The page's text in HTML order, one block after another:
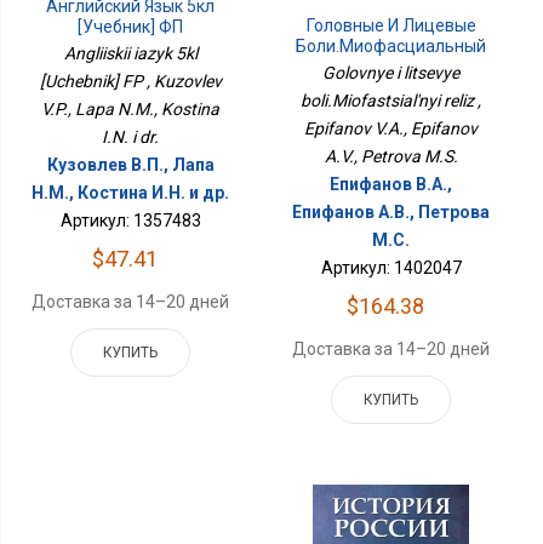
Английский Язык 5кл
[Учебник] ФП
Angliiskii iazyk 5kl
[Uchebnik] FP , Kuzovlev
V.P., Lapa N.M., Kostina
I.N. i dr.
Кузовлев В.П., Лапа
Н.М., Костина И.Н. и др.
Артикул: 1357483
$47.41
Доставка за 14–20 дней
КУПИТЬ
Головные И Лицевые
Боли.Миофасциальный
Релиз
Golovnye i litsevye
boli.Miofastsial'nyi reliz ,
Epifanov V.A., Epifanov
A.V., Petrova M.S.
Епифанов В.А.,
Епифанов А.В., Петрова
М.С.
Артикул: 1402047
$164.38
Доставка за 14–20 дней
КУПИТЬ